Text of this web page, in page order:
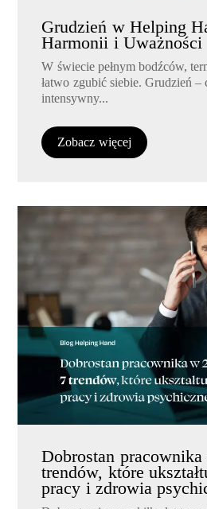
Grudzień w Helping
Harmonii i Uważności
W świecie pełnym bodźców,
łatwo zgubić siebie. Grudzień
intensywny...
Zobacz więcej
Dobrostan
trendów, które
pracy i zdrowia